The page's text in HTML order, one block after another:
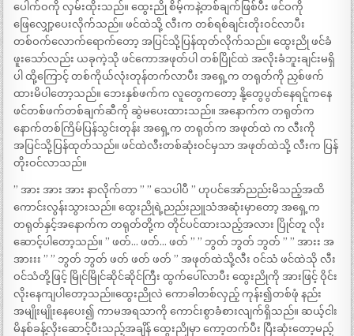
ပေါက်ဝကို လှမ်းထိုးသည်။ ထွေးညို စိမ့်ကနဲ့တစ်ချက်ဖြစ်ပီး ဖင်ဝကို
ဖြေလျှော့ပေးလိုက်သည်။ ဖင်ထဲသို့ လီးက တစ်ရစ်ချင်းတိုးဝင်လာပီး
တစ်ဝက်လောက်ရောက်တော့ အပြင်သို့ပြန်ထုတ်လိုက်သည်။ ထွေးညို ဖင်ခံ
ဖူးသော်လည်း ယခုကဲ့သို ဖင်ကောအဖုတ်ပါ တစ်ပြိုင်ထဲ အလိုးခံဘူးချင်းမရှိ
ပါ ထို့ကြောင့် တစ်ကိုယ်လုံးတုန်တက်လာပီး အရှေ့က တရုတ်ကို ညှစ်ဖက်
ထားမိပါတော့သည်။ ဘေးနှစ်ဖက်က လူတွေကတော့ နို့တွေပွတ်နေရင်ူကနေ
ဖင်တစ်ဖက်တစ်ချက်ဆီကို ဆွဲမပေးထားသည်။ အနောက်က တရုတ်က
နောက်တစ်ကြိမ်ပြန်သွင်းတုန်း အရှေ့က တရုတ်က အဖုတ်ထဲ က လီးကို
အပြင်သို့ပြန်ထုတ်သည်။ ဖင်ထဲလီးတစ်ဆုံးဝင်မှသာ အဖုတ်ထဲသို့ လီးက ပြန်
တိုးဝင်လာသည်။
” အား အား အား နာလိုက်တာ ” ” သေပါပီ ” ဟုပင်အော်ညည်းမိသည့်အထိ
ကောင်းလွန်းသွားသည်။ ထွေးညိုရဲ့ညည်းညူသံအဆုံးမှာတော့ အရှေ့က
တရုတ်နှင့်အနောက်က တရုတ်တို့က တိုင်ပင်ထားသည့်အလား ပြိုင်တူ လိုး
ဆောင့်ပါတော့သည်။ ” ဖတ်… ဖတ်… ဖတ် ” ” ဘွတ် ဘွတ် ဘွတ် ” ” အားး အ
အားးး ” ” ဘွတ် ဘွတ် ဖတ် ဖတ် ဖတ် ” အဖုတ်ထဲသို့လီး ဝင်သံ ဖင်ထဲသို လီး
ဝင်သံတို့ဖြင့် မြိုင်မြိုင်ဆိုင်ဆိုင်ကြီး ထွက်ပေါ်လာပီး ထွေးညိုကို အားဖြင့် ဝိုင်း
လိုးနေကျပါတော့သည်။ထွေးညိုလဲ ကောခါတစ်လှည့် ကုန်း၍တစ်ဖုံ နည်း
အမျိုးမျိုးနေပေး၍ ကာမအရသာကို ကောင်းစွာခံစားလျက်ရှိသည်။ ဆယ့်ငါး
မိနစ်ခန့်လိုးဆောင့်ပီးသည့်အချိန် ထွေးညိုမှာ ကော့တက်ပီး ပြီးဆုံးတော့မည့်